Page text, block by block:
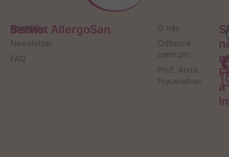
Servis
Kontakt
Newsletter
FAQ
Institut AllergoSan
O nás
Odborné
centrum
Prof. Anita
Frauwallner
a